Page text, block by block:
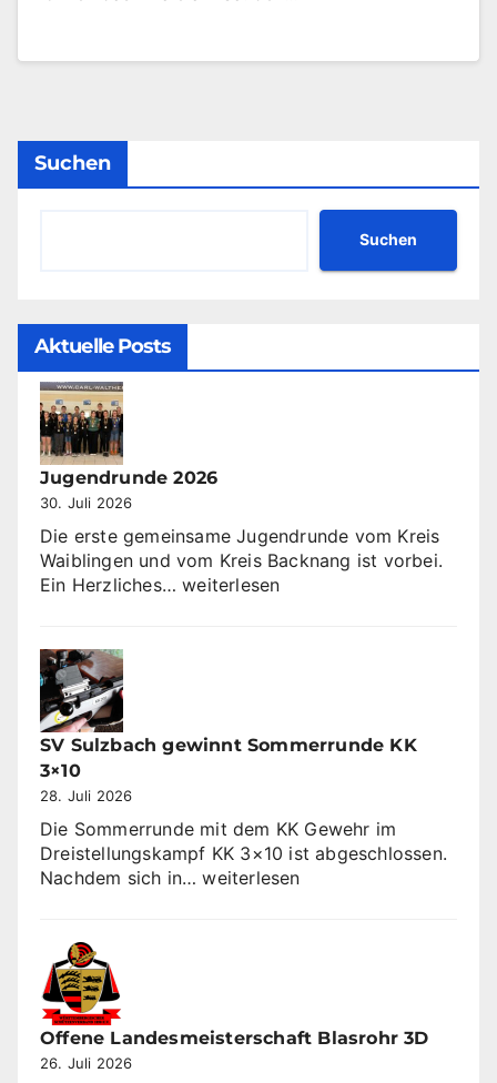
Suchen
Suchen
Aktuelle Posts
Jugendrunde 2026
30. Juli 2026
Die erste gemeinsame Jugendrunde vom Kreis
Waiblingen und vom Kreis Backnang ist vorbei.
Ein Herzliches…Jugendrunde
weiterlesen
SV Sulzbach gewinnt Sommerrunde KK
3×10
28. Juli 2026
Die Sommerrunde mit dem KK Gewehr im
Dreistellungskampf KK 3×10 ist abgeschlossen.
Nachdem sich in…SV
weiterlesen
Offene Landesmeisterschaft Blasrohr 3D
26. Juli 2026